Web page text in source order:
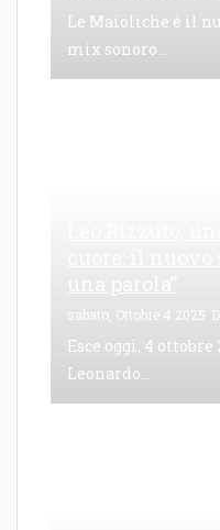
Le Maioliche è il
mix sonoro...
sabato, Ottobre 4 2025
Esce oggi, 4
Leonardo...